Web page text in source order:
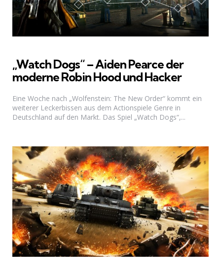
„Watch Dogs“ – Aiden Pearce der
moderne Robin Hood und Hacker
Eine Woche nach „Wolfenstein: The New Order“ kommt ein
weiterer Leckerbissen aus dem Actionspiele Genre in
Deutschland auf den Markt. Das Spiel „Watch Dogs“,...